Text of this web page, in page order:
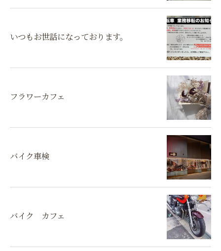
いつもお世話になっております。
フラワーカフェ
バイク車検
バイク カフェ